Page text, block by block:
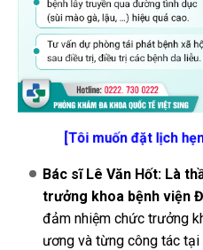
[Tôi muốn đặt lịch
Bác sĩ Lê Văn Hốt: Là
trưởng khoa bệnh viện
đảm nhiệm chức trưởng
ương và từng công tác tại